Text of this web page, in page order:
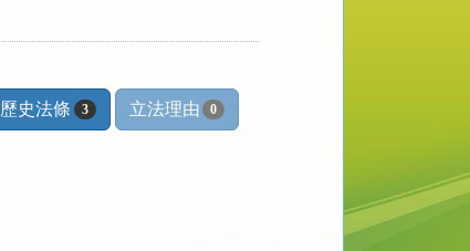
歷史法條 3 立法理由 0